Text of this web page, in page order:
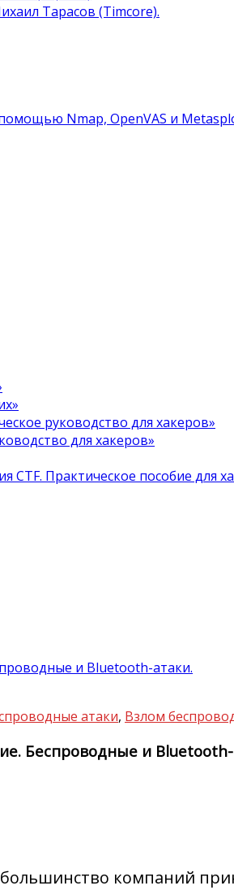
Тарасов (Timcore).
Nmap, OpenVAS и
руководство для хакеров»
для хакеров»
CTF. Практическое пособие для
и Bluetooth-атаки.
атаки, Взлом
Беспроводные и
компаний